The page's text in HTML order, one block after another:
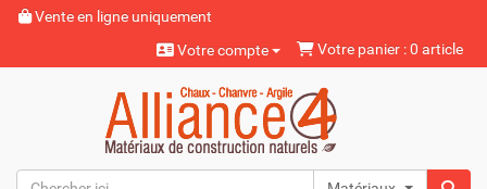
Vente en ligne uniquement
Votre compte
Votre panier : 0 article